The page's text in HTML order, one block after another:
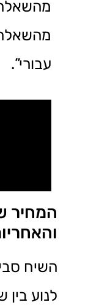
עבורי”.
המחיר
השיח
לנוע